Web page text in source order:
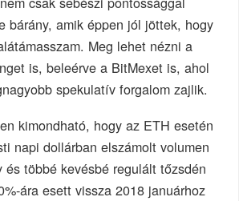
bárány, amik éppen jól jöttek, hogy
Meg lehet nézni a
is, beleérve a BitMexet is, ahol
spekulatív forgalom zajlik.
kimondható, hogy az ETH esetén
napi dollárban elszámolt volumen
és többé kevésbé regulált tőzsdén
ára esett vissza 2018 januárhoz